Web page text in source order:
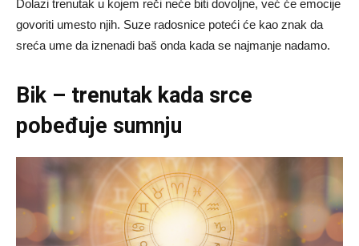
Dolazi trenutak u kojem reči neće biti dovoljne, već će emocije
govoriti umesto njih. Suze radosnice poteći će kao znak da
sreća ume da iznenadi baš onda kada se najmanje nadamo.
Bik – trenutak kada srce
pobeđuje sumnju